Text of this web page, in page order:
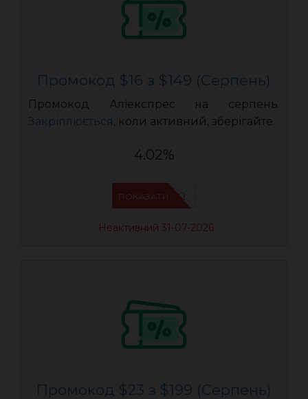
Промокод $16 з $149 (Серпень)
Промокод Аліекспрес на серпень.
Закріплюється, коли активний, зберігайте.
4.02%
IFP94JWQ
ПОКАЗАТИ
Неактивний 31-07-2026
Промокод $23 з $199 (Серпень)